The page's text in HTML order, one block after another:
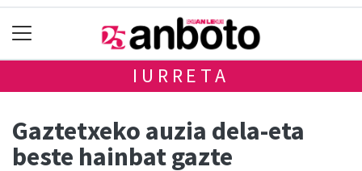
IURRETA
Gaztetxeko auzia dela-eta
beste hainbat gazte